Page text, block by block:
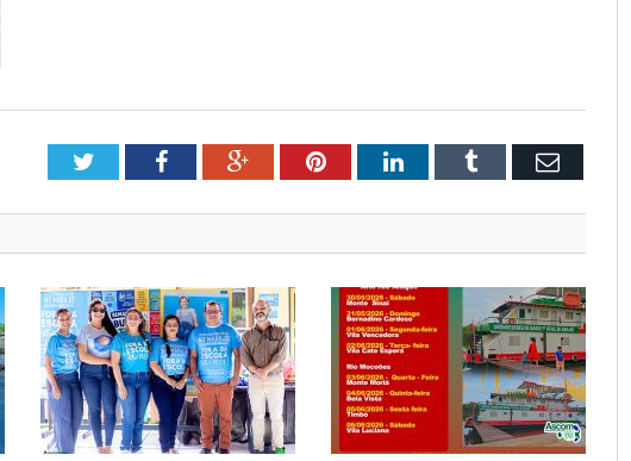
TwitterFacebookGoogle+PinterestLinkedInTumblr Email